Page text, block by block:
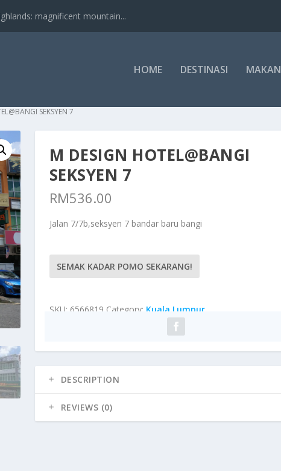
magnificent mountain...
HOME DESTINASI MAKAN
SEKSYEN 7
M DESIGN HOTEL@BANGI
SEKSYEN 7
RM536.00
Jalan 7/7b,seksyen 7 bandar baru bangi
SEMAK KADAR POMO SEKARANG!
SKU: 6566819 Category: Kuala Lumpur
DESCRIPTION
REVIEWS (0)